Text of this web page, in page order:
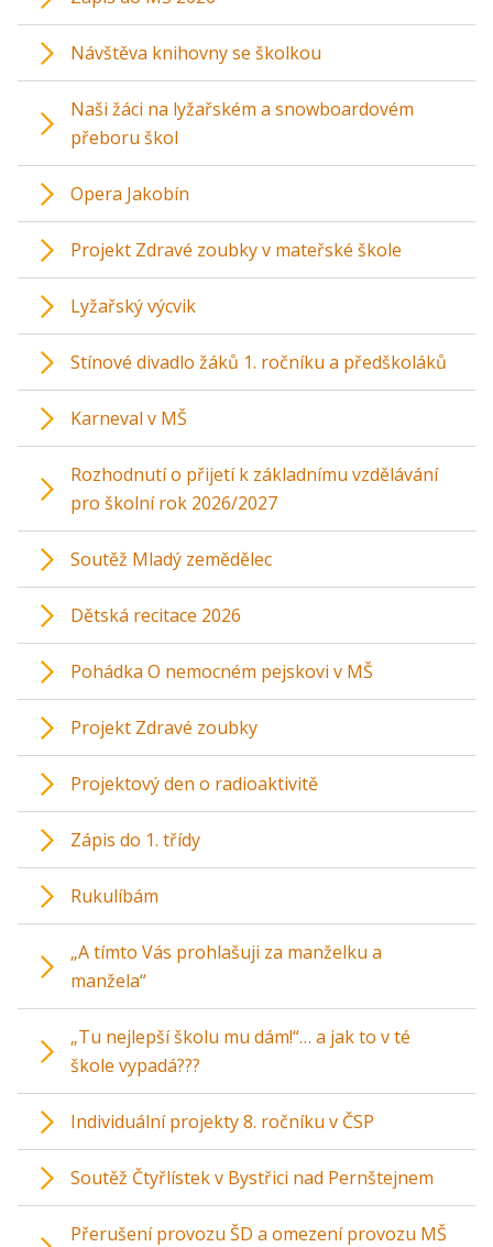
Návštěva knihovny se školkou
Naši žáci na lyžařském a snowboardovém
přeboru škol
Opera Jakobín
Projekt Zdravé zoubky v mateřské škole
Lyžařský výcvik
Stínové divadlo žáků 1. ročníku a předškoláků
Karneval v MŠ
Rozhodnutí o přijetí k základnímu vzdělávání
pro školní rok 2026/2027
Soutěž Mladý zemědělec
Dětská recitace 2026
Pohádka O nemocném pejskovi v MŠ
Projekt Zdravé zoubky
Projektový den o radioaktivitě
Zápis do 1. třídy
Rukulíbám
„A tímto Vás prohlašuji za manželku a
manžela“
„Tu nejlepší školu mu dám!“… a jak to v té
škole vypadá???
Individuální projekty 8. ročníku v ČSP
Soutěž Čtyřlístek v Bystřici nad Pernštejnem
Přerušení provozu ŠD a omezení provozu MŠ